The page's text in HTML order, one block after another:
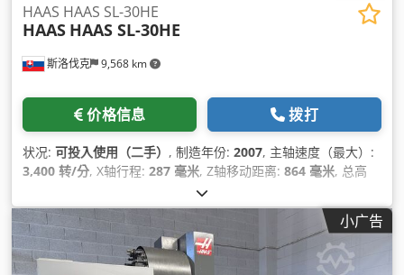
斯洛伐克 9,568 km
HAAS HAAS SL-30HE
HAAS HAAS SL-30HE
价格信息 拨打
状况: 可投入使用（二手） , 制造年份: 2007, 主轴速度（最大）:
3,400 转/分, X轴行程: 287 毫米, Z轴移动距离: 864 毫米, 总高
HAAS
小广告